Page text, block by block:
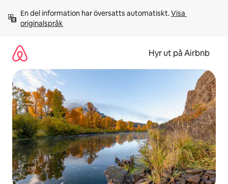
innehåll
En del information har översatts automatiskt. Visa
originalspråk
Hyr ut på Airbnb